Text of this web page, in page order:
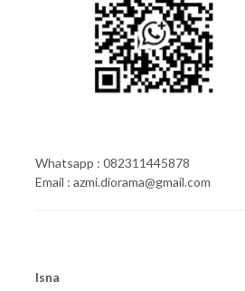
Whatsapp : 082311445878
Email : azmi.diorama@gmail.com
Isna